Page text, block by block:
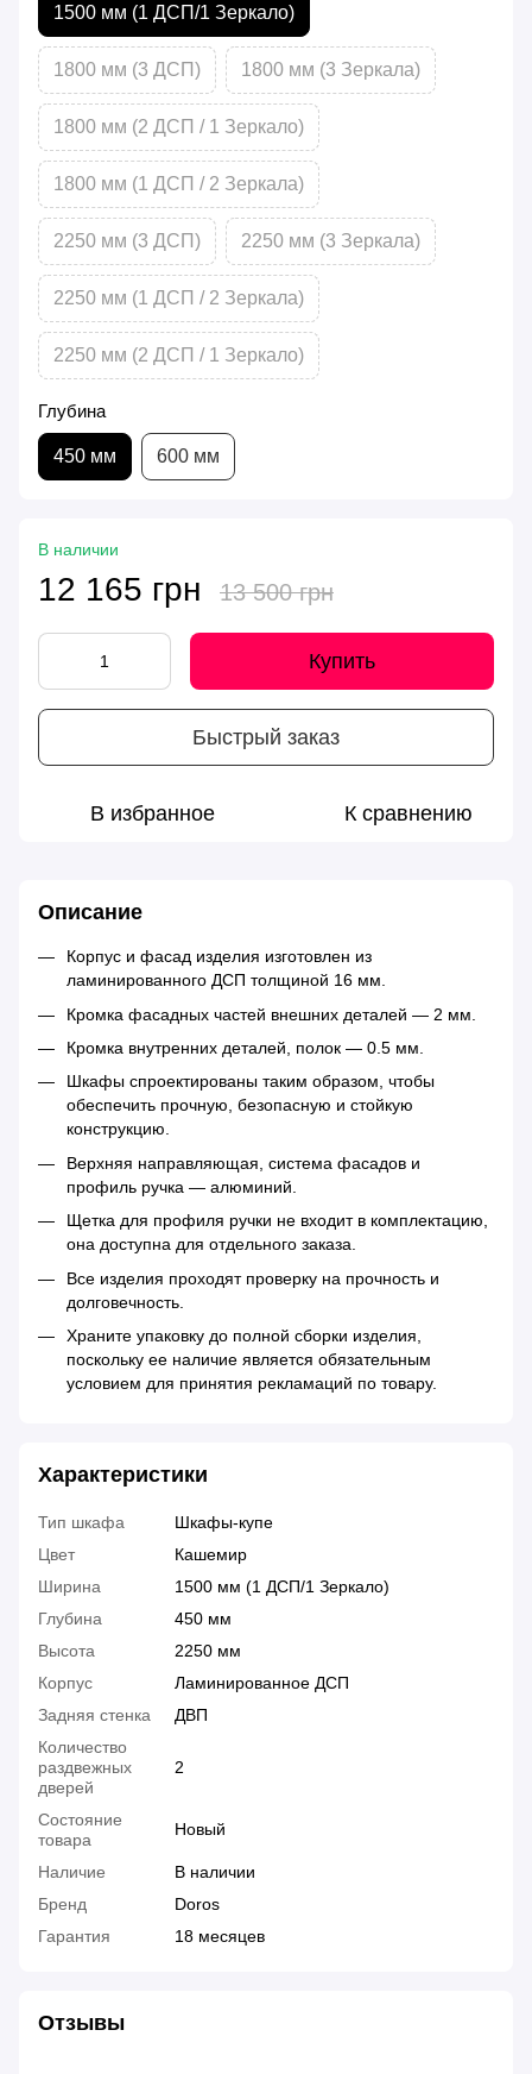
1500 мм (1 ДСП/1 Зеркало)
1800 мм (3 ДСП) 1800 мм (3 Зеркала)
1800 мм (2 ДСП / 1 Зеркало)
1800 мм (1 ДСП / 2 Зеркала)
2250 мм (3 ДСП) 2250 мм (3 Зеркала)
2250 мм (1 ДСП / 2 Зеркала)
2250 мм (2 ДСП / 1 Зеркало)
Глубина
450 мм 600 мм
В наличии
12 165 грн 13 500 грн
Купить
Быстрый заказ
В избранное К сравнению
Описание
Корпус и фасад изделия изготовлен из
ламинированного ДСП толщиной 16 мм.
Кромка фасадных частей внешних деталей — 2 мм.
Кромка внутренних деталей, полок — 0.5 мм.
Шкафы спроектированы таким образом, чтобы
обеспечить прочную, безопасную и стойкую
конструкцию.
Верхняя направляющая, система фасадов и
профиль ручка — алюминий.
Щетка для профиля ручки не входит в комплектацию,
она доступна для отдельного заказа.
Все изделия проходят проверку на прочность и
долговечность.
Храните упаковку до полной сборки изделия,
поскольку ее наличие является обязательным
условием для принятия рекламаций по товару.
Характеристики
Тип шкафа
Шкафы-купе
Цвет
Кашемир
Ширина
1500 мм (1 ДСП/1 Зеркало)
Глубина
450 мм
Высота
2250 мм
Корпус
Ламинированное ДСП
Задняя стенка
ДВП
Количество
раздвежных
дверей
2
Состояние
товара
Новый
Наличие
В наличии
Бренд
Doros
Гарантия
18 месяцев
Отзывы